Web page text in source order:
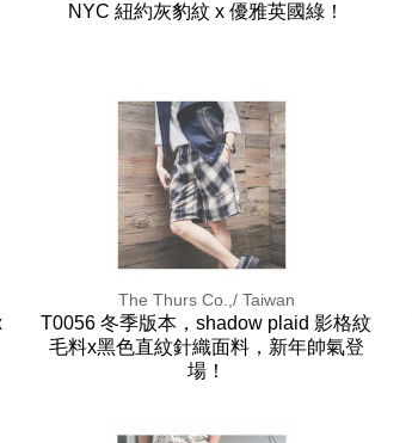
NYC 紐約灰豹紋 x 優雅英國綠！
The Thurs Co.,/ Taiwan
T0056 冬季版本，shadow plaid 影格紋
毛料x黑色直紋針織面料，新年帥氣登
場！